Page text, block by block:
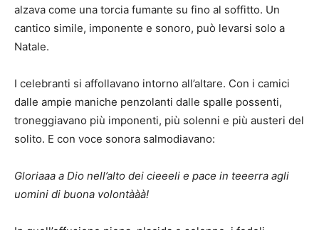
alzava come una torcia fumante su fino al soffitto. Un
cantico simile, imponente e sonoro, può levarsi solo a
Natale.
I celebranti si affollavano intorno all’altare. Con i camici
dalle ampie maniche penzolanti dalle spalle possenti,
troneggiavano più imponenti, più solenni e più austeri del
solito. E con voce sonora salmodiavano:
Gloriaaa a Dio nell’alto dei cieeeli e pace in teeerra agli
uomini di buona volontààà!